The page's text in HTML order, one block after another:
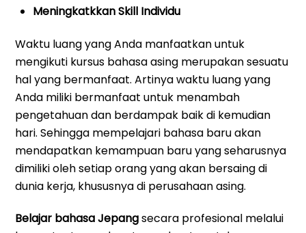
Meningkatkkan Skill Individu
Waktu luang yang Anda manfaatkan untuk
mengikuti kursus bahasa asing merupakan sesuatu
hal yang bermanfaat. Artinya waktu luang yang
Anda miliki bermanfaat untuk menambah
pengetahuan dan berdampak baik di kemudian
hari. Sehingga mempelajari bahasa baru akan
mendapatkan kemampuan baru yang seharusnya
dimiliki oleh setiap orang yang akan bersaing di
dunia kerja, khususnya di perusahaan asing.
Belajar bahasa Jepangsecara profesional melalui